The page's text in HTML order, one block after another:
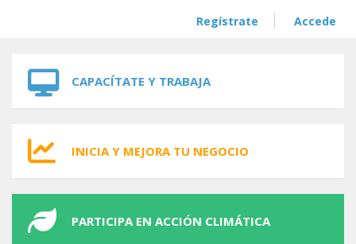
Regístrate Accede
CAPACÍTATE Y TRABAJA
INICIA Y MEJORA TU NEGOCIO
PARTICIPA EN ACCIÓN CLIMÁTICA